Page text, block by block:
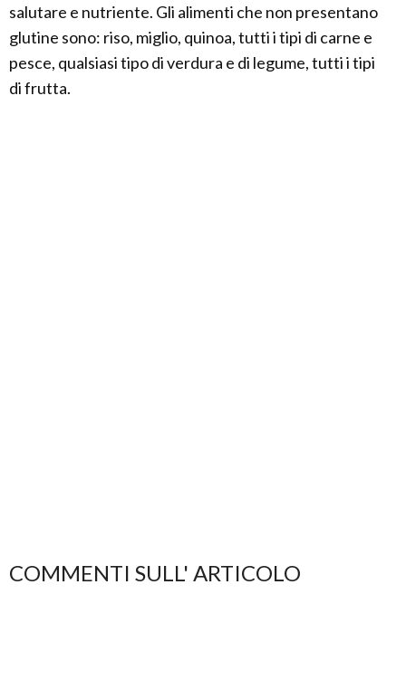
salutare e nutriente. Gli alimenti che non presentano
glutine sono: riso, miglio, quinoa, tutti i tipi di carne e
pesce, qualsiasi tipo di verdura e di legume, tutti i tipi
di frutta.
COMMENTI SULL' ARTICOLO